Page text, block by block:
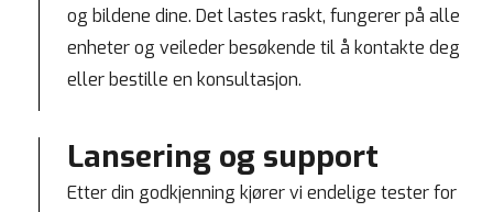
og bildene dine. Det lastes raskt, fungerer på alle
enheter og veileder besøkende til å kontakte deg
eller bestille en konsultasjon.
Lansering og support
Etter din godkjenning kjører vi endelige tester for